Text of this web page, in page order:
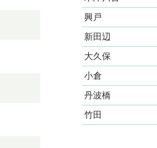
興戸
新田辺
大久保
小倉
丹波橋
竹田